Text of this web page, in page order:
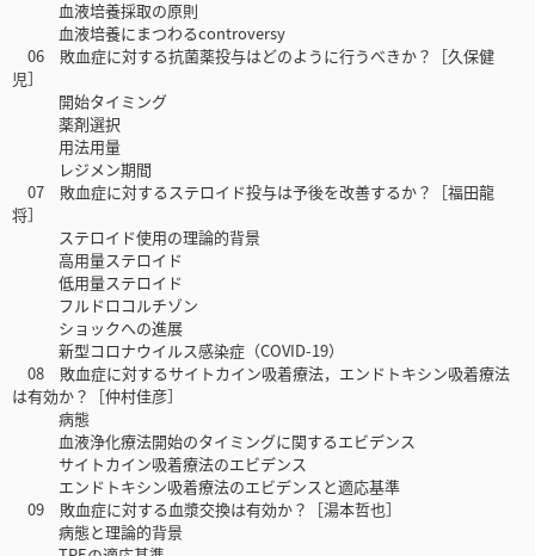
血液培養採取の原則
血液培養にまつわるcontroversy
06 敗血症に対する抗菌薬投与はどのように行うべきか？［久保健
児］
開始タイミング
薬剤選択
用法用量
レジメン期間
07 敗血症に対するステロイド投与は予後を改善するか？［福田龍
将］
ステロイド使用の理論的背景
高用量ステロイド
低用量ステロイド
フルドロコルチゾン
ショックへの進展
新型コロナウイルス感染症（COVID-19）
08 敗血症に対するサイトカイン吸着療法，エンドトキシン吸着療法
は有効か？［仲村佳彦］
病態
血液浄化療法開始のタイミングに関するエビデンス
サイトカイン吸着療法のエビデンス
エンドトキシン吸着療法のエビデンスと適応基準
09 敗血症に対する血漿交換は有効か？［湯本哲也］
病態と理論的背景